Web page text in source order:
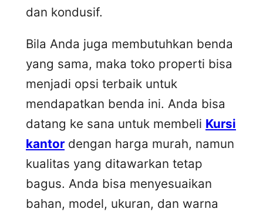
dan kondusif.
Bila Anda juga membutuhkan benda
yang sama, maka toko properti bisa
menjadi opsi terbaik untuk
mendapatkan benda ini. Anda bisa
datang ke sana untuk membeli Kursi
kantor dengan harga murah, namun
kualitas yang ditawarkan tetap
bagus. Anda bisa menyesuaikan
bahan, model, ukuran, dan warna